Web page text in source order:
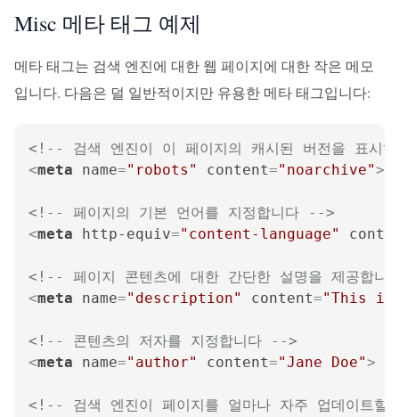
Misc 메타 태그 예제
메타 태그는 검색 엔진에 대한 웹 페이지에 대한 작은 메모
입니다. 다음은 덜 일반적이지만 유용한 메타 태그입니다:
<!-- 검색 엔진이 이 페이지의 캐시된 버전을 표시
<meta name="robots" content="noarchive">
<!-- 페이지의 기본 언어를 지정합니다 -->
<meta http-equiv="content-language"
<!-- 페이지 콘텐츠에 대한 간단한 설명을 제공합
<meta name="description" content="This is
<!-- 콘텐츠의 저자를 지정합니다 -->
<meta name="author" content="Jane Doe">
<!-- 검색 엔진이 페이지를 얼마나 자주 업데이트할